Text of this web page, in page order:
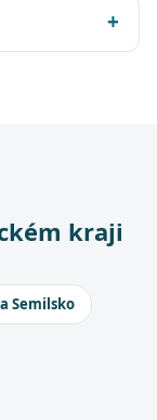
kraji
Semilsko